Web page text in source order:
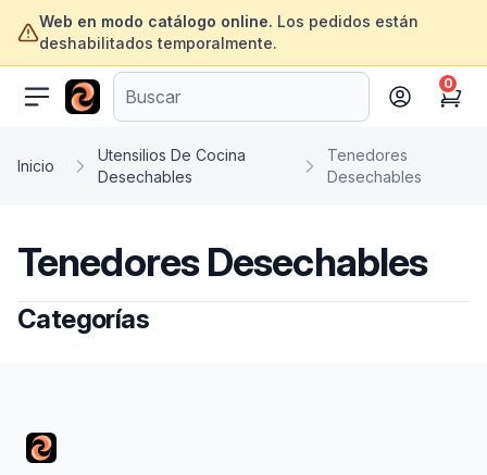
Web en modo catálogo online. Los pedidos están
deshabilitados temporalmente.
ofertasinformatica.com
Cart
0
Inicio
Utensilios De Cocina
Desechables
Tenedores
Desechables
Tenedores Desechables
Categorías